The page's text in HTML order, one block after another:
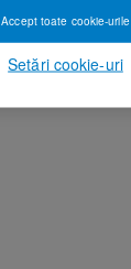
Setări cookie-uri
Accept toate cookie-urile